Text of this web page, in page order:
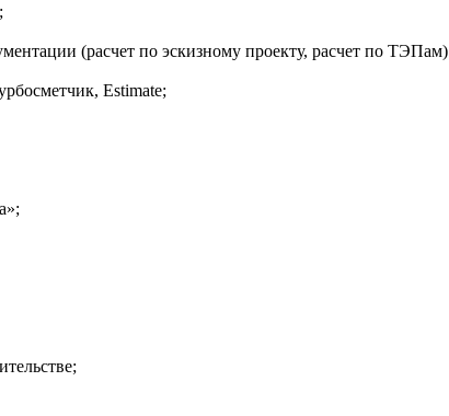
(расчет по эскизному проекту, расчет по ТЭПам)
Estimate;